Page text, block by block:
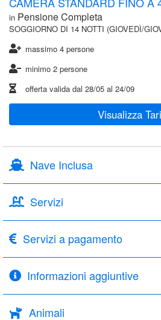
in Pensione Completa
SOGGIORNO DI 14 NOTTI (GIOVEDÌ/
massimo 4 persone
minimo 2 persone
offerta valida dal 28/05 al 24/09
Visualizza
Nave Inclusa
Servizi
Servizi a pagamento
Informazioni aggiuntive
Animali